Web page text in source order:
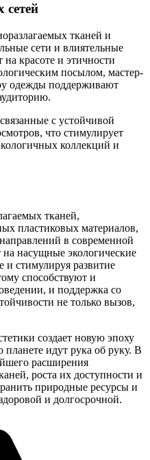
сетей
тканей и
сети и влиятельные
красоте и этичности
посылом, мастер-
одежды поддерживают
с устойчивой
что стимулирует
коллекций и
тканей,
пластиковых материалов,
в современной
насущные экологические
и стимулируя развитие
способствуют и
и поддержка со
не только вызов,
создает новую эпоху
планете идут рука об руку. В
расширения
роста их доступности и
природные ресурсы и
и долгосрочной.